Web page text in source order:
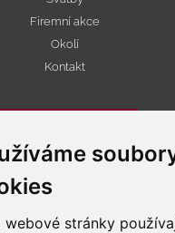
webové stránky
Firemní akce
Okolí
Kontakt
na webu tripadvisor.cz